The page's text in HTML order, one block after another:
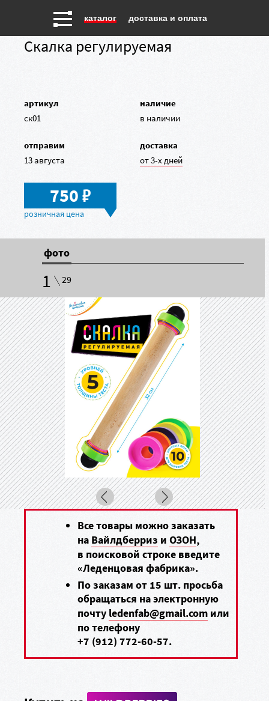
каталог доставка и оплата
Скалка регулируемая
артикул
ск01
наличие
в наличии
отправим
13 августа
доставка
от 3-х дней
750в
фото
1 29
Все товары можно заказать
на Вайлдберриз иОЗОН,
в поисковой строке введите
«Леденцовая фабрика».
По заказам от 15 шт. просьба
обращаться на электронную
почту ledenfab@gmail.com или
по телефону
+7 (912) 772-60-57.